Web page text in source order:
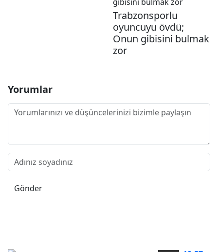
Trabzonsporlu
oyuncuyu övdü;
Onun gibisini bulmak
zor
Yorumlar
Gönder